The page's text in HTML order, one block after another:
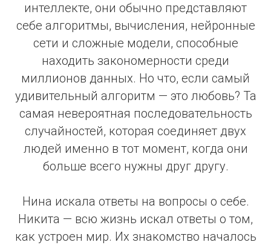
интеллекте, они обычно представляют
себе алгоритмы, вычисления, нейронные
сети и сложные модели, способные
находить закономерности среди
миллионов данных. Но что, если самый
удивительный алгоритм — это любовь? Та
самая невероятная последовательность
случайностей, которая соединяет двух
людей именно в тот момент, когда они
больше всего нужны друг другу.
Нина искала ответы на вопросы о себе.
Никита — всю жизнь искал ответы о том,
как устроен мир. Их знакомство началось